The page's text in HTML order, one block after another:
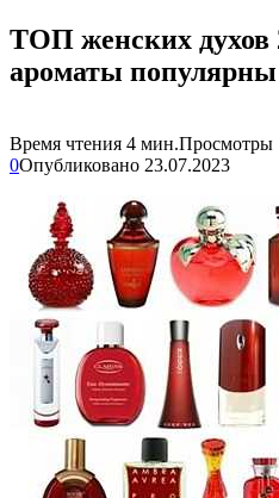
ТОП женских духов
ароматы популярны
Время чтения 4 мин.Просмотры
0Опубликовано 23.07.2023